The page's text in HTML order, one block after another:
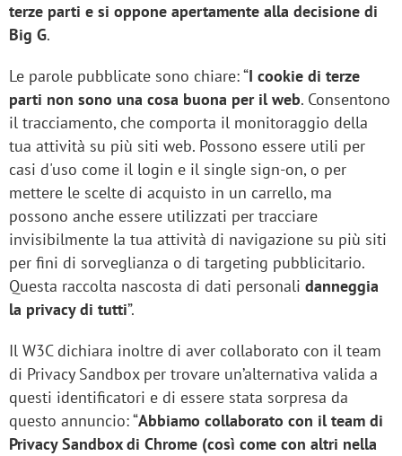
terze parti e si oppone apertamente alla decisione di
Big G.
Le parole pubblicate sono chiare: “I cookie di terze
parti non sono una cosa buona per il web. Consentono
il tracciamento, che comporta il monitoraggio della
tua attività su più siti web. Possono essere utili per
casi d'uso come il login e il single sign-on, o per
mettere le scelte di acquisto in un carrello, ma
possono anche essere utilizzati per tracciare
invisibilmente la tua attività di navigazione su più siti
per fini di sorveglianza o di targeting pubblicitario.
Questa raccolta nascosta di dati personali danneggia
la privacy di tutti”.
Il W3C dichiara inoltre di aver collaborato con il team
di Privacy Sandbox per trovare un’alternativa valida a
questi identificatori e di essere stata sorpresa da
questo annuncio: “Abbiamo collaborato con il team di
Privacy Sandbox di Chrome (così come con altri nella